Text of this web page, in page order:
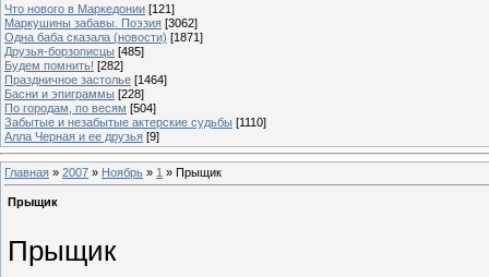
Что нового в Маркедонии [121]
Маркушины забавы. Поэзия [3062]
Одна баба сказала (новости) [1871]
Друзья-борзописцы [485]
Будем помнить! [282]
Праздничное застолье [1464]
Басни и эпиграммы [228]
По городам, по весям [504]
Забытые и незабытые актерские судьбы [1110]
Алла Черная и ее друзья [9]
Главная » 2007 » Ноябрь » 1 » Прыщик
Прыщик
Прыщик